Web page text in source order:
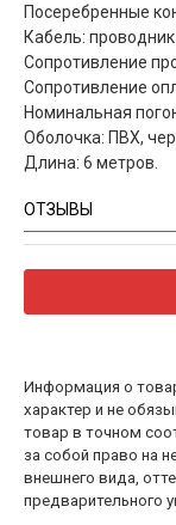
Посеребренные
Кабель:
Сопротивление
Сопротивление
Номинальная
Оболочка: ПВХ,
Длина: 6 метров.
ОТЗЫВЫ
Информация о
характер и не
товар в точном
за собой право на
внешнего вида,
предварительного